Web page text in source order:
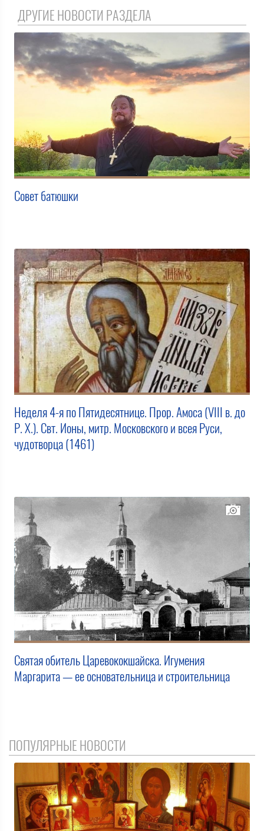
ДРУГИЕ НОВОСТИ РАЗДЕЛА
Совет батюшки
Неделя 4-я по Пятидесятнице. Прор. Амоса (VIII в. до
Р. Х.). Свт. Ионы, митр. Московского и всея Руси,
чудотворца (1461)
Святая обитель Царевококшайска. Игумения
Маргарита — ее основательница и строительница
ПОПУЛЯРНЫЕ НОВОСТИ